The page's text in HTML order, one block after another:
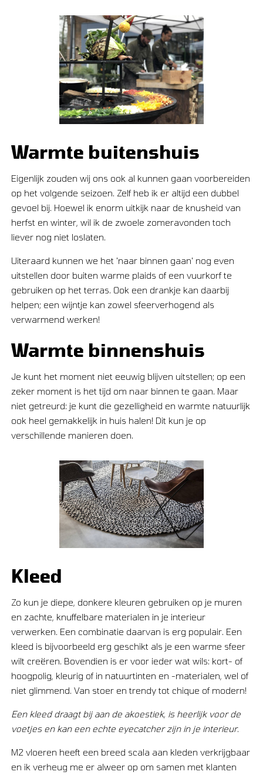
Warmte buitenshuis
Eigenlijk zouden wij ons ook al kunnen gaan voorbereiden
op het volgende seizoen. Zelf heb ik er altijd een dubbel
gevoel bij. Hoewel ik enorm uitkijk naar de knusheid van
herfst en winter, wil ik de zwoele zomeravonden toch
liever nog niet loslaten.
Uiteraard kunnen we het 'naar binnen gaan' nog even
uitstellen door buiten warme plaids of een vuurkorf te
gebruiken op het terras. Ook een drankje kan daarbij
helpen; een wijntje kan zowel sfeerverhogend als
verwarmend werken!
Warmte binnenshuis
Je kunt het moment niet eeuwig blijven uitstellen; op een
zeker moment is het tijd om naar binnen te gaan. Maar
niet getreurd: je kunt die gezelligheid en warmte natuurlijk
ook heel gemakkelijk in huis halen! Dit kun je op
verschillende manieren doen.
Kleed
Zo kun je diepe, donkere kleuren gebruiken op je muren
en zachte, knuffelbare materialen in je interieur
verwerken. Een combinatie daarvan is erg populair. Een
kleed is bijvoorbeeld erg geschikt als je een warme sfeer
wilt creëren. Bovendien is er voor ieder wat wils: kort- of
hoogpolig, kleurig of in natuurtinten en -materialen, wel of
niet glimmend. Van stoer en trendy tot chique of modern!
Een kleed draagt bij aan de akoestiek, is heerlijk voor de
voetjes en kan een echte eyecatcher zijn in je interieur.
M2 vloeren heeft een breed scala aan kleden verkrijgbaar
en ik verheug me er alweer op om samen met klanten